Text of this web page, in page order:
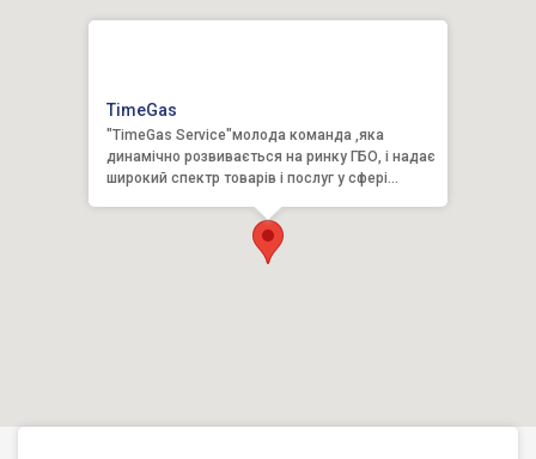
TimeGas
"TimeGas Service"молода команда ,яка
динамічно розвивається на ринку ГБО, і надає
широкий спектр товарів і послуг у сфері